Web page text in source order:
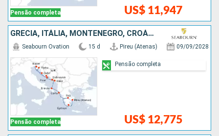
Pensão completa US$ 11,947
GRÉCIA, ITÁLIA, MONTENEGRO, CROÁCIA, ESLOVÃNIA
Pensão completa
Seabourn Ovation 15 d Pireu (Atenas) 09/09/2028
US$ 12,775
Pensão completa